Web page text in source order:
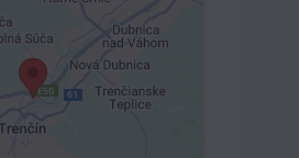
je blokovaný
súkromia
externý obsah?
tentokrát